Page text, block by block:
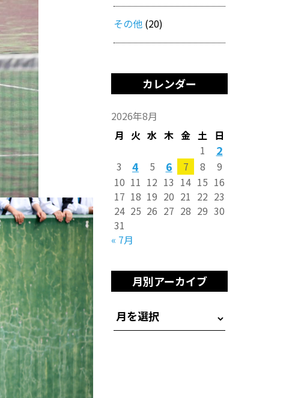
その他 (20)
カレンダー
2026年8月
月 火 水 木 金 土 日
« 7月
1 2
3 4 5 6 7 8
9
10 11 12 13 14 15 16
17 18 19 20 21 22 23
24 25 26 27 28 29 30
31
月別アーカイブ